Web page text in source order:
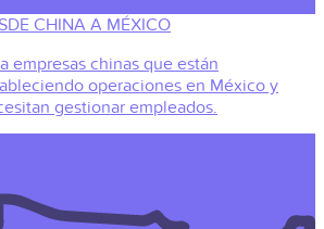
CHINA A MÉXICO
empresas chinas que están
operaciones en México y
gestionar empleados.